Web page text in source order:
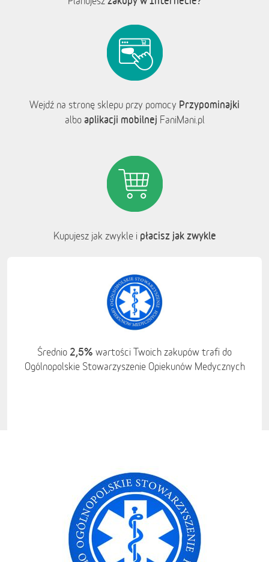
Wejdź na stronę sklepu przy pomocy Przypominajki
albo aplikacji mobilnej FaniMani.pl
Kupujesz jak zwykle i płacisz jak zwykle
Średnio 2,5% wartości Twoich zakupów trafi do
Ogólnopolskie Stowarzyszenie Opiekunów Medycznych